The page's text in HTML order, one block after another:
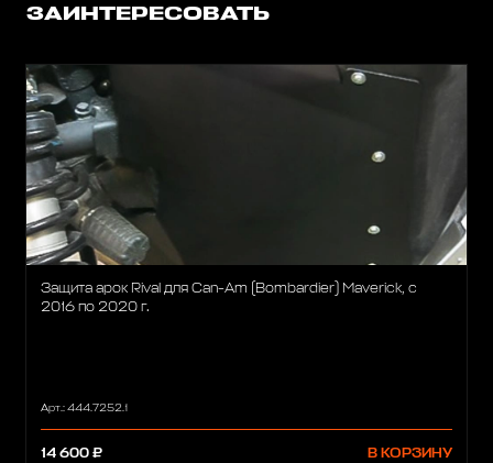
ЗАИНТЕРЕСОВАТЬ
Защита арок Rival для Can-Am (Bombardier) Maverick, с
2016 по 2020 г.
Арт.: 444.7252.1
14 600 ₽ В КОРЗИНУ